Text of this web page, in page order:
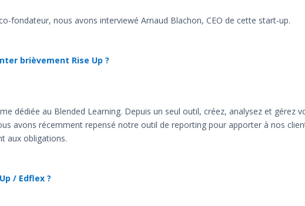
fondateur, nous avons interviewé Arnaud Blachon, CEO de cette start-up.
brièvement Rise Up ?
dédiée au Blended Learning. Depuis un seul outil, créez, analysez et gérez
avons récemment repensé notre outil de reporting pour apporter à nos
aux obligations.
/ Edflex ?